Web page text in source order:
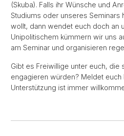
(Skuba). Falls ihr Wünsche und
Studiums oder unseres Seminars
wollt, dann wendet euch doch an
Unipolitischem kümmern wir uns
am Seminar und organisieren
Gibt es Freiwillige unter euch, die
engagieren würden? Meldet euch
Unterstützung ist immer